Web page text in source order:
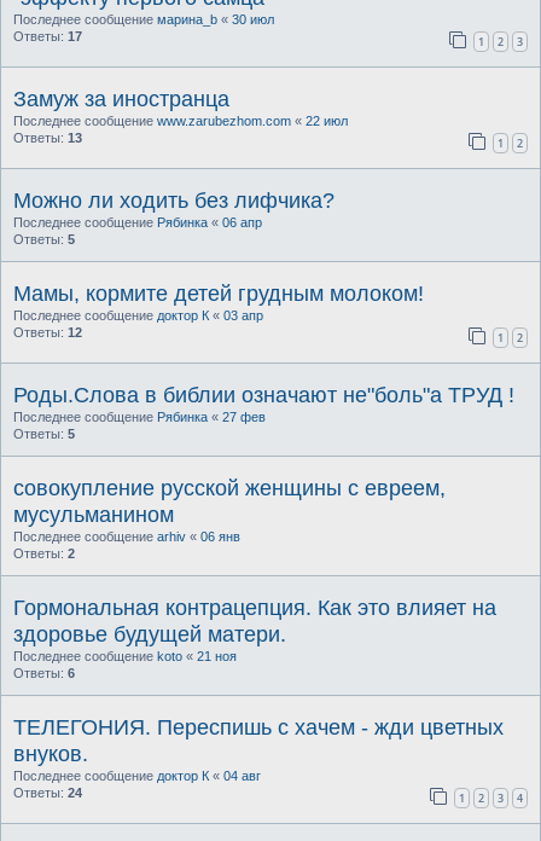
Последнее сообщение марина_b « 30 июл
Ответы: 17 1 2 3
Замуж за иностранца
Последнее сообщение www.zarubezhom.com « 22 июл
Ответы: 13 1 2
Можно ли ходить без лифчика?
Последнее сообщение Рябинка « 06 апр
Ответы: 5
Мамы, кормите детей грудным молоком!
Последнее сообщение доктор К « 03 апр
Ответы: 12 1 2
Роды.Слова в библии означают не"боль"а ТРУД !
Последнее сообщение Рябинка « 27 фев
Ответы: 5
совокупление русской женщины с евреем,
мусульманином
Последнее сообщение arhiv « 06 янв
Ответы: 2
Гормональная контрацепция. Как это влияет на
здоровье будущей матери.
Последнее сообщение koto « 21 ноя
Ответы: 6
ТЕЛЕГОНИЯ. Переспишь с хачем - жди цветных
внуков.
Последнее сообщение доктор К « 04 авг
Ответы: 24 1 2 3 4